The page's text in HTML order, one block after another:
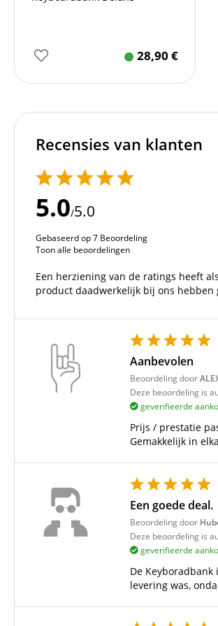
28,90 €
Recensies van klanten
5.0/5.0
Gebaseerd op 7 Beoordeling
Toon alle beoordelingen
Een herziening van de ratings heeft
product daadwerkelijk bij ons
Aanbevolen
Beoordeling door
Deze beoordeling is
geverifieerde
Prijs / prestatie
Gemakkelijk in
Een goede deal.
Beoordeling door
Deze beoordeling is
geverifieerde
De
levering was,